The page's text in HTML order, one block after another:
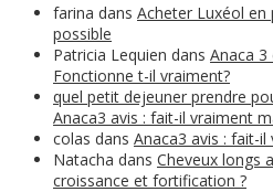
farina dans Acheter Luxéol
possible
Patricia Lequien dans Anaca 3
Fonctionne t-il vraiment?
quel petit dejeuner prendre
Anaca3 avis : fait-il vraiment
colas dans Anaca3 avis : fait-
Natacha dans Cheveux longs
croissance et fortification ?